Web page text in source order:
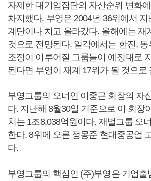
자제한 대기업집단의 자산순위 변화
차지했다. 부영은 2004년 36위에서 지
계단이나 치고 올라갔다. 올해에는 재
것으로 전망된다. 일각에서는 한진, 동
조정이 이루어질 그룹들이 예정대로
된다면 부영이 재계 17위가 될 것으로
부영그룹의 오너인 이중근 회장의 자
다. 지난해 8월30일 기준으로 이 회장
치는 1조8,038억원이다. 재벌그룹 오
한다. 8위에 오른 정몽준 현대중공업
다.
부영그룹의 핵심인 (주)부영은 기업출